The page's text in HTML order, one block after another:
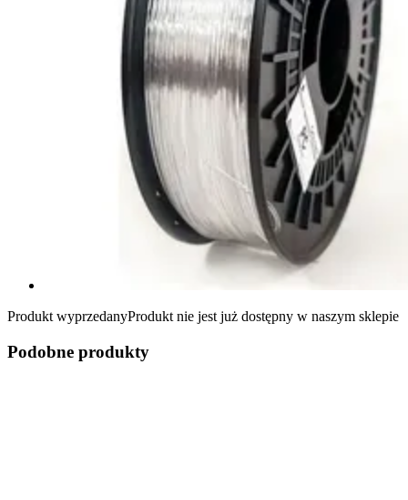
Produkt wyprzedanyProdukt nie jest już dostępny w naszym sklepie
Podobne produkty